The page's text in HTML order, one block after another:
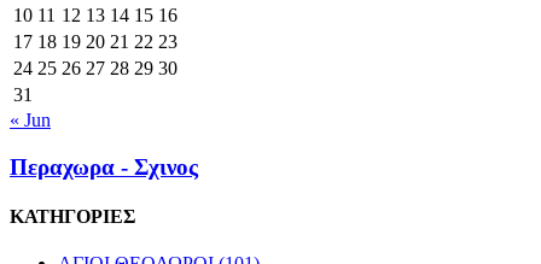
10 11 12 13 14 15 16
17 18 19 20 21 22 23
24 25 26 27 28 29 30
31
« Jun
Περαχωρα - Σχινος
ΚΑΤΗΓΟΡΙΕΣ